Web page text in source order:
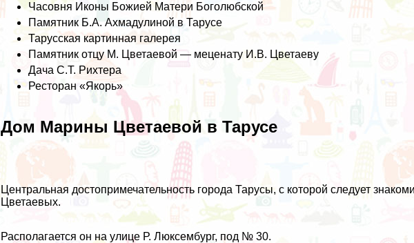
Часовня Иконы Божией Матери Боголюбской
Памятник Б.А. Ахмадулиной в Тарусе
Тарусская картинная галерея
Памятник отцу М. Цветаевой — меценату И.В. Цветаеву
Дача С.Т. Рихтера
Ресторан «Якорь»
Дом Марины Цветаевой в Тарусе
Центральная достопримечательность города Тарусы, с которой следует
Цветаевых.
Располагается он на улице Р. Люксембург, под № 30.